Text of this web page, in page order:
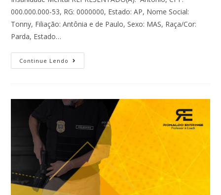
000.000.000-53, RG: 0000000, Estado: AP, Nome Social:
Tonny, Filiação: Antônia e de Paulo, Sexo: MAS, Raça/Cor:
Parda, Estado…
Continue Lendo